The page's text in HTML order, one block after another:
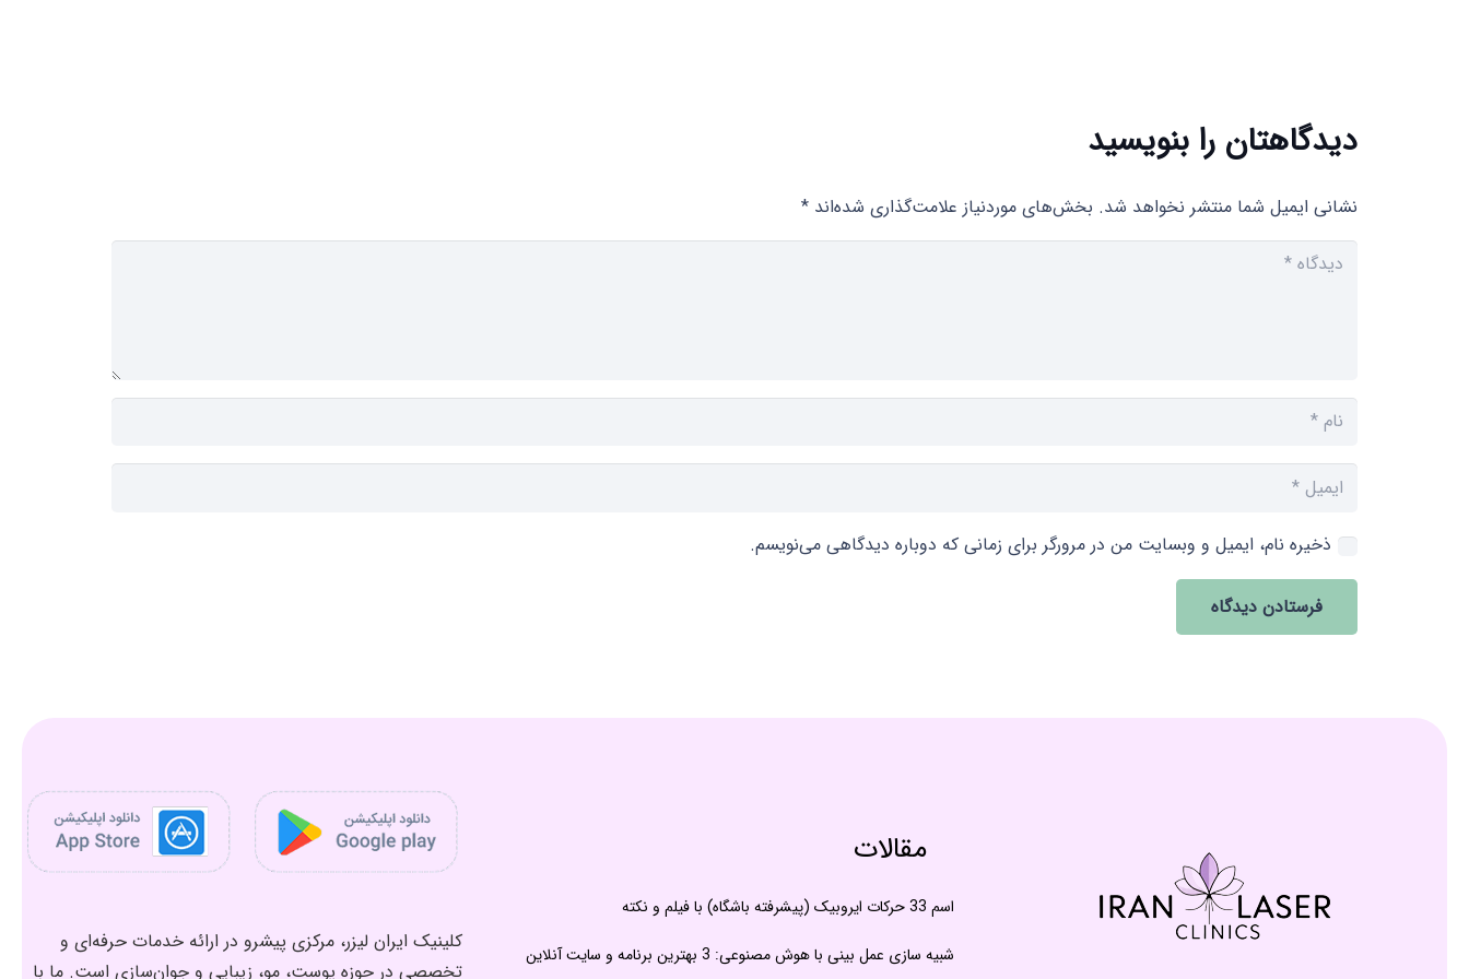
دیدگاهتان را بنویسید
نشانی ایمیل شما منتشر نخواهد شد. بخش‌های موردنیاز علامت‌گذاری شده‌اند *
ذخیره نام، ایمیل و وبسایت من در مرورگر برای زمانی که دوباره دیدگاهی می‌نویسم.
فرستادن دیدگاه
مقالات
اسم 33 حرکات ایروبیک (پیشرفته باشگاه) با فیلم و نکته
شبیه سازی عمل بینی با هوش مصنوعی: 3 بهترین برنامه و سایت آنلاین
کلینیک ایران لیزر، مرکزی پیشرو در ارائه خدمات حرفه‌ای و
تخصصی در حوزه پوست، مو، زیبایی و جوان‌سازی است. ما با